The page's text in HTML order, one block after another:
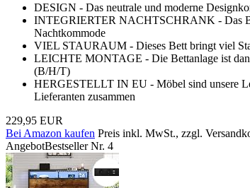
DESIGN - Das neutrale und moderne
INTEGRIERTER NACHTSCHRANK - Das
Nachtkommode
VIEL STAURAUM - Dieses Bett bringt viel
LEICHTE MONTAGE - Die Bettanlage ist
(B/H/T)
HERGESTELLT IN EU - Möbel sind unsere
Lieferanten zusammen
229,95 EUR
Bei Amazon kaufen Preis inkl. MwSt., zzgl.
AngebotBestseller Nr. 4